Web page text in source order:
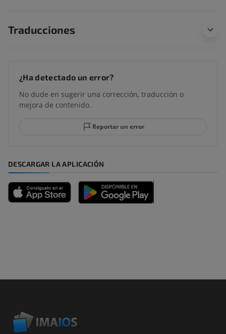
Traducciones
¿Ha detectado un error?
No dude en sugerir una corrección, traducción o
mejora de contenido.
Reportar un error
DESCARGAR LA APLICACIÓN